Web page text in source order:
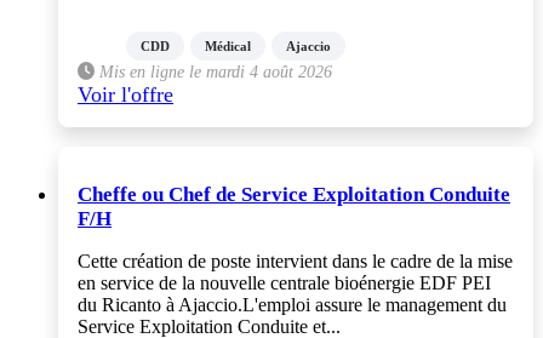
CDD Médical Ajaccio
Mis en ligne le mardi 4 août 2026
Voir l'offre
Cheffe ou Chef de Service Exploitation Conduite
F/H
Cette création de poste intervient dans le cadre de la mise
en service de la nouvelle centrale bioénergie EDF PEI
du Ricanto à Ajaccio.L'emploi assure le management du
Service Exploitation Conduite et...